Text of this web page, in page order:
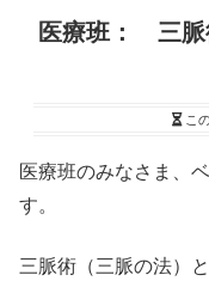
医療班： 三脈
こ
医療班のみなさま、
す。
三脈術（三脈の法）